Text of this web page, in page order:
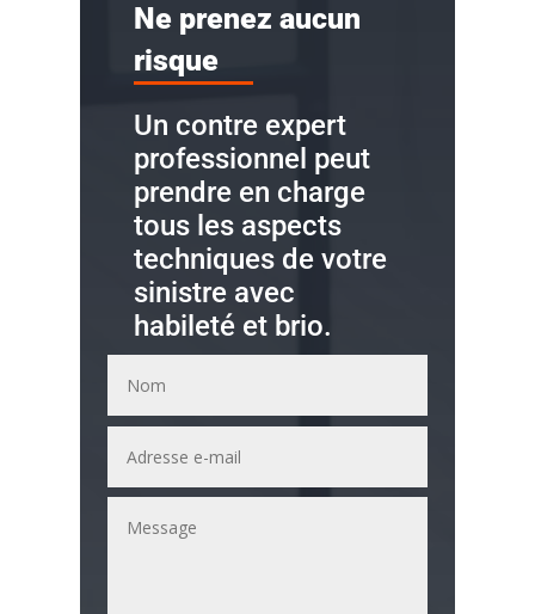
Ne prenez aucun
risque
Un contre expert
professionnel peut
prendre en charge
tous les aspects
techniques de votre
sinistre avec
habileté et brio.